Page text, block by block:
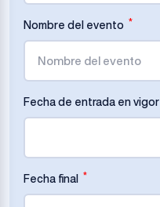
Nombre del evento *
Fecha de entrada en vigor
Fecha final *